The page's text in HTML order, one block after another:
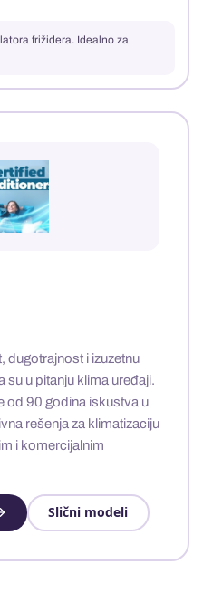
frižidera. Idealno za
dugotrajnost i izuzetnu
u pitanju klima uređaji.
od 90 godina iskustva u
rešenja za klimatizaciju
i komercijalnim
Slični modeli